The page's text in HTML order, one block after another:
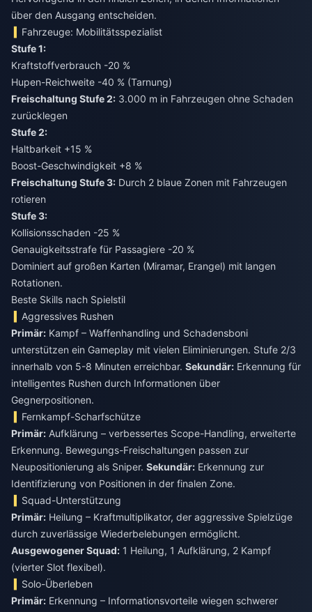
über den Ausgang entscheiden.
Fahrzeuge: Mobilitätsspezialist
Stufe 1:
Kraftstoffverbrauch -20 %
Hupen-Reichweite -40 % (Tarnung)
Freischaltung Stufe 2: 3.000 m in Fahrzeugen ohne Schaden
Stufe 2:
Haltbarkeit +15 %
Boost-Geschwindigkeit +8 %
Freischaltung Stufe 3: Durch 2 blaue Zonen mit Fahrzeugen
Stufe 3:
Kollisionsschaden -25 %
Genauigkeitsstrafe für Passagiere -20 %
Dominiert auf großen Karten (Miramar, Erangel) mit langen
Rotationen.
Beste Skills nach Spielstil
Aggressives Rushen
Primär: Kampf – Waffenhandling und Schadensboni
unterstützen ein Gameplay mit vielen Eliminierungen. Stufe 2/3
innerhalb von 5-8 Minuten erreichbar. Sekundär: Erkennung für
intelligentes Rushen durch Informationen über
Gegnerpositionen.
Fernkampf-Scharfschütze
Primär: Aufklärung – verbessertes Scope-Handling, erweiterte
Erkennung. Bewegungs-Freischaltungen passen zur
Neupositionierung als Sniper. Sekundär: Erkennung zur
Identifizierung von Positionen in der finalen Zone.
Squad-Unterstützung
Primär: Heilung – Kraftmultiplikator, der aggressive Spielzüge
durch zuverlässige Wiederbelebungen ermöglicht.
Ausgewogener Squad: 1 Heilung, 1 Aufklärung, 2 Kampf
(vierter Slot flexibel).
Solo-Überleben
Primär: Erkennung – Informationsvorteile wiegen schwerer